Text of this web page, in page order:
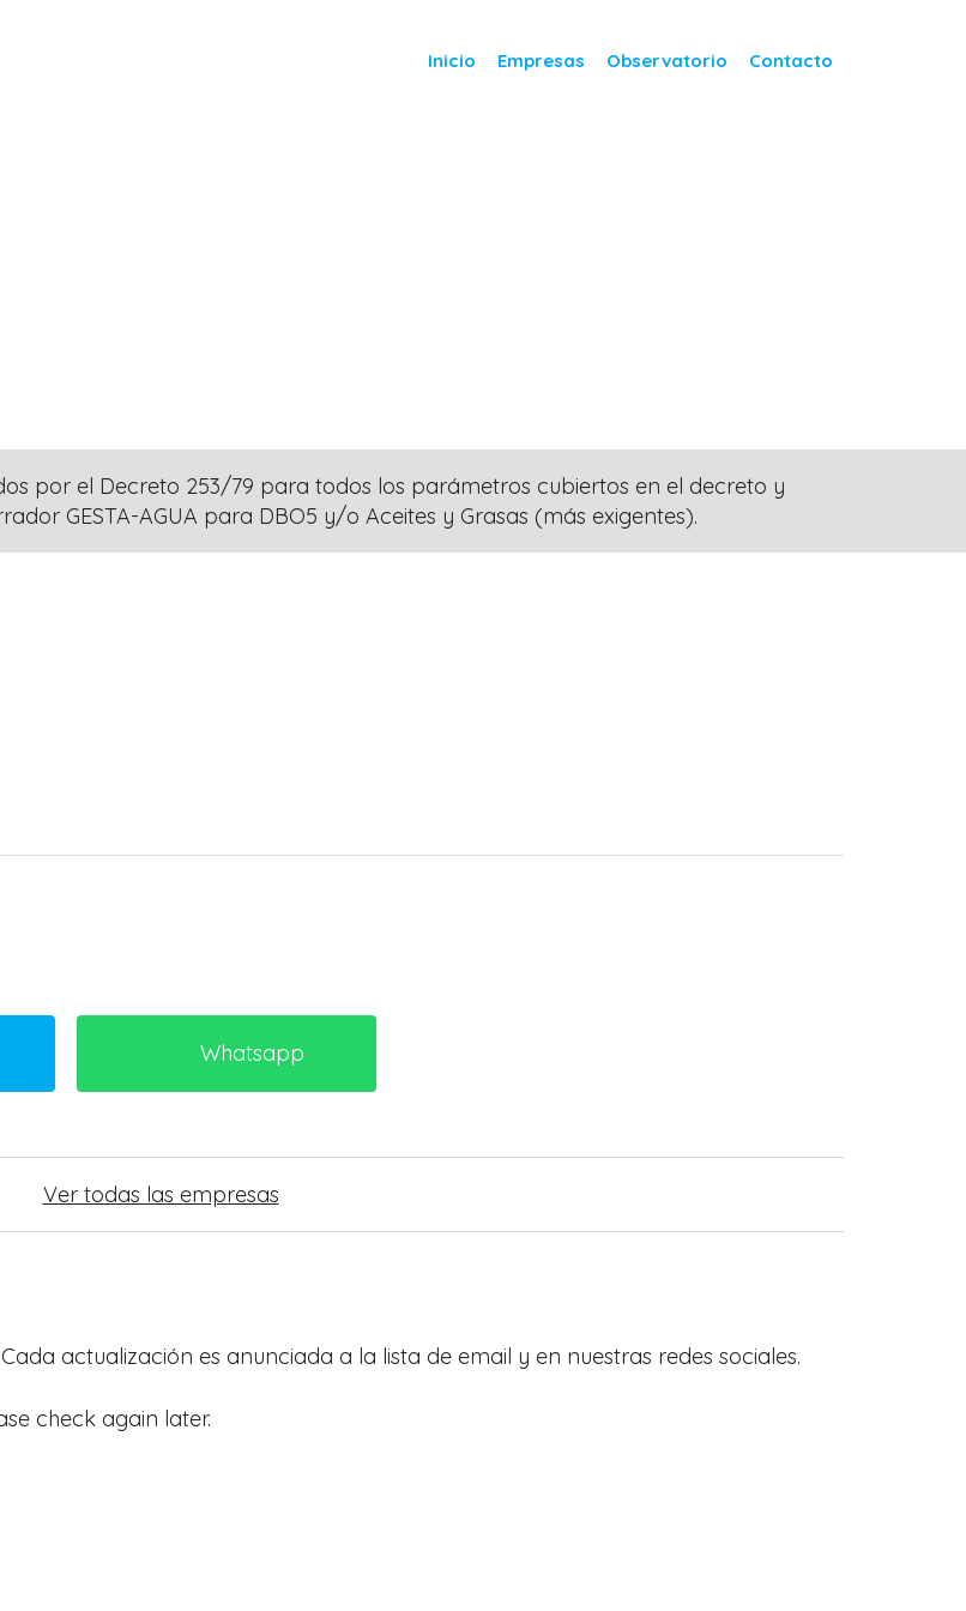
Inicio Empresas Observatorio Contacto
por el Decreto 253/79 para todos los parámetros cubiertos en el decreto y
GESTA-AGUA para DBO5 y/o Aceites y Grasas (más exigentes).
Whatsapp
Ver todas las empresas
actualización es anunciada a la lista de email y en nuestras redes sociales.
check again later.